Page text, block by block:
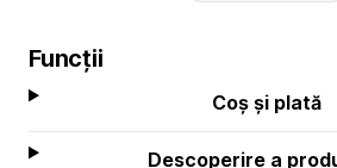
Funcții
Coș și plată
Descoperire a